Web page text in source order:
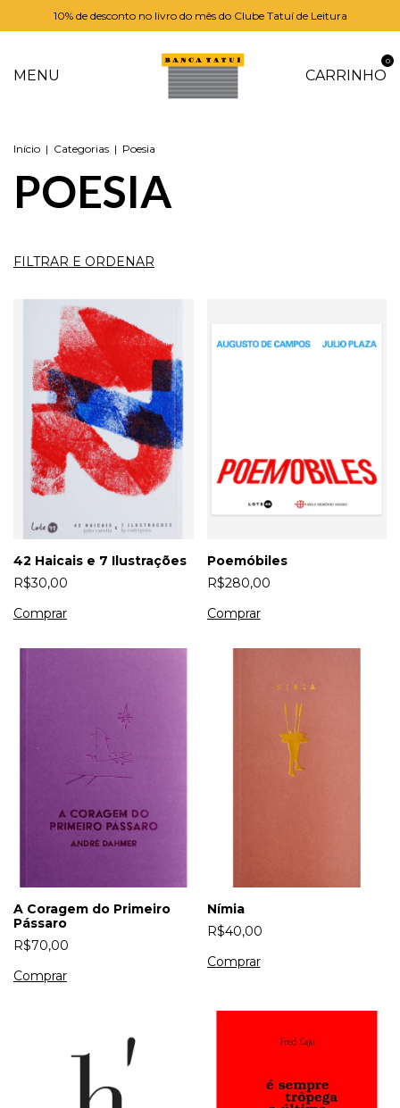
10% de desconto no livro do mês do Clube Tatuí de Leitura
MENU CARRINHO
0
Início | Categorias | Poesia
POESIA
FILTRAR E ORDENAR
42 Haicais e 7 Ilustrações
R$30,00
Poemóbiles
R$280,00
A Coragem do Primeiro
Pássaro
R$70,00
Nímia
R$40,00